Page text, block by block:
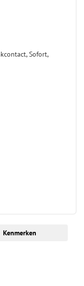
Sofort,
Kenmerken